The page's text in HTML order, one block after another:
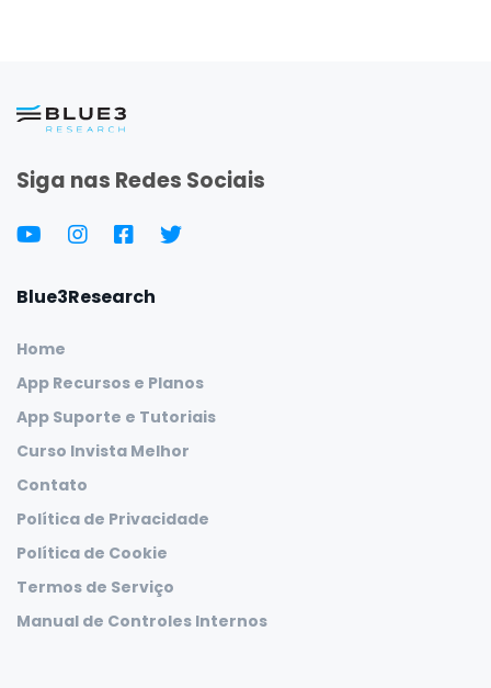
Siga nas Redes Sociais
Blue3Research
Home
App Recursos e Planos
App Suporte e Tutoriais
Curso Invista Melhor
Contato
Política de Privacidade
Política de Cookie
Termos de Serviço
Manual de Controles Internos